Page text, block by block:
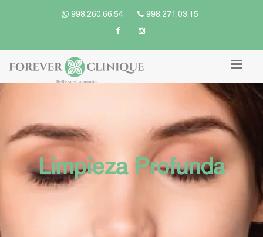
998.260.66.54 998.271.03.15
Limpieza Profunda